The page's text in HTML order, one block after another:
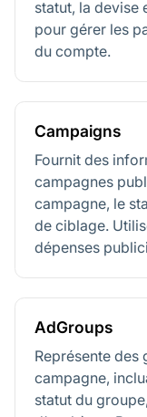
statut, la devise
pour gérer les
du compte.
Campaigns
Fournit des
campagnes
campagne, le
de ciblage.
dépenses
AdGroups
Représente des
campagne,
statut du